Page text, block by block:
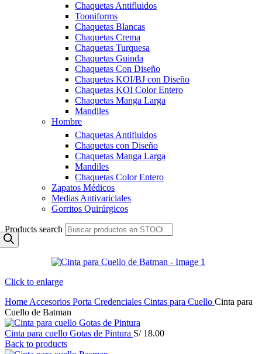
Chaquetas Antifluidos
Tooniforms
Chaquetas Blancas
Chaquetas Crema
Chaquetas Turquesa
Chaquetas Guinda
Chaquetas Con Diseño
Chaquetas KOI/BJ con Diseño
Chaquetas KOI Color Entero
Chaquetas Manga Larga
Mandiles
Hombre
Chaquetas Antifluidos
Chaquetas con Diseño
Chaquetas Manga Larga
Mandiles
Chaquetas Color Entero
Zapatos Médicos
Medias Antivariciales
Gorritos Quirúrgicos
Products search
Click to enlarge
Home Accesorios Porta Credenciales Cintas para Cuello Cinta para
Cuello de Batman
Cinta para cuello Gotas de Pintura S/18.00
Back to products